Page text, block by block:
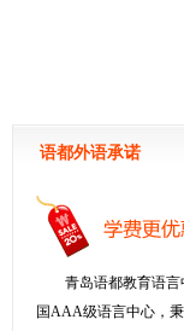
语都外语承诺
青岛语都教育语
国AAA级语言中心，秉